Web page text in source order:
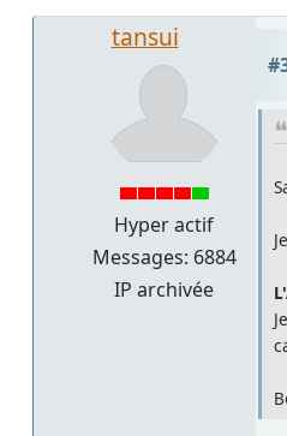
tansui
Hyper actif
Messages: 6884
IP archivée